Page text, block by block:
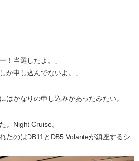
！当選したよ。」
か申し込んでないよ。」
はかなりの申し込みがあったみたい。
。Night Cruise。
たのはDB11とDB5 Volanteが鎮座するシ